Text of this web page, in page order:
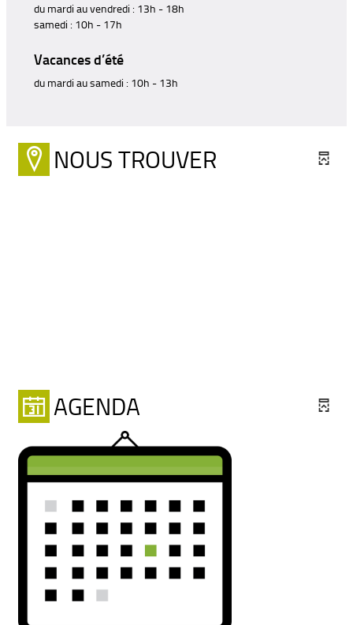
du mardi au vendredi : 13h - 18h
samedi : 10h - 17h
Vacances d’été
du mardi au samedi : 10h - 13h
NOUS TROUVER
AGENDA